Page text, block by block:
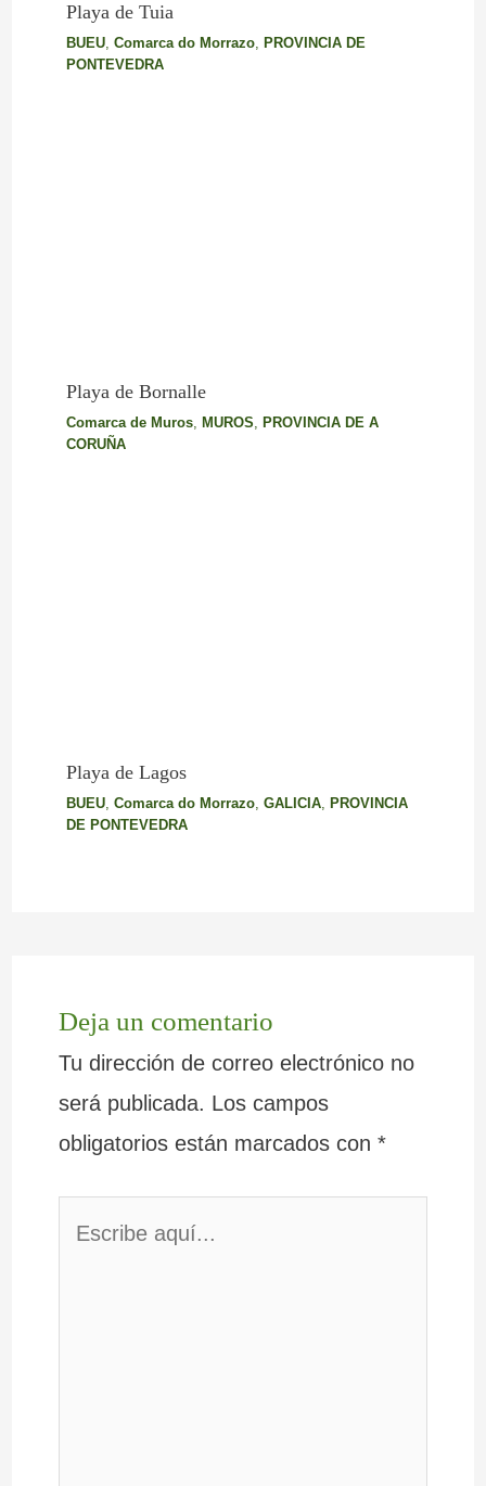
Playa de Tuia
BUEU, Comarca do Morrazo, PROVINCIA DE
PONTEVEDRA
Playa de Bornalle
Comarca de Muros, MUROS, PROVINCIA DE A
CORUÑA
Playa de Lagos
BUEU, Comarca do Morrazo, GALICIA,
PROVINCIA
DE PONTEVEDRA
Deja un comentario
Tu dirección de correo electrónico no
será publicada. Los campos
obligatorios están marcados con *